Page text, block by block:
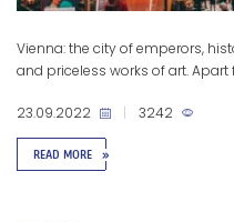
Vienna: the city of emperors,
and priceless works of art. Apart
READ MORE »
23.09.2022 3242